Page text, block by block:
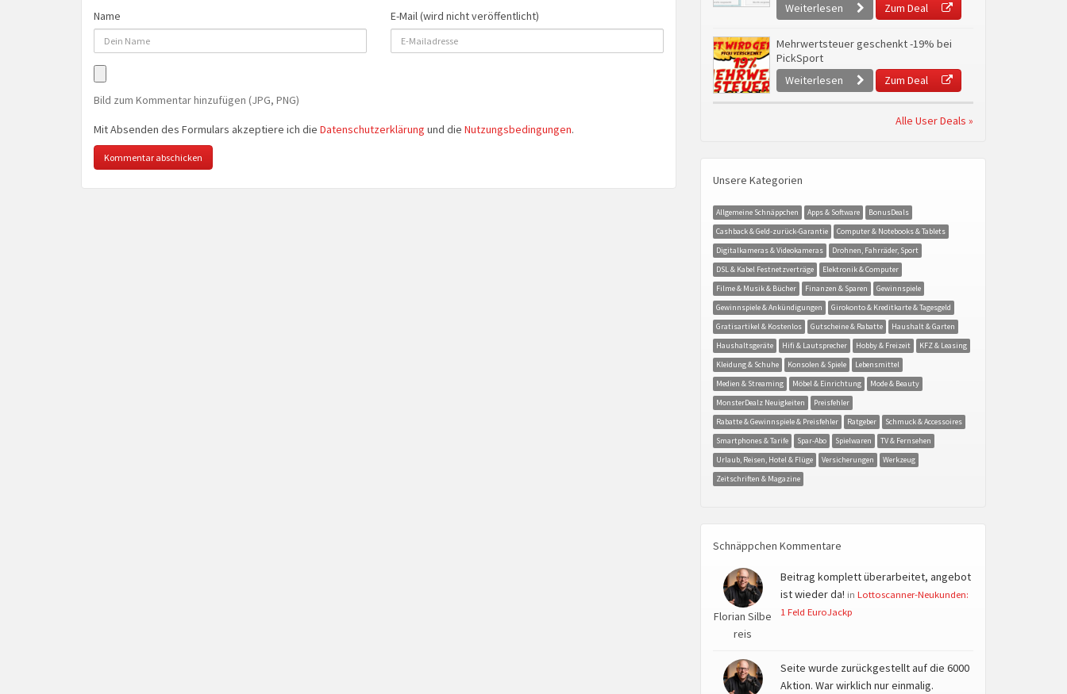
Name E-Mail (wird nicht veröffentlicht)
Bild zum Kommentar hinzufügen (JPG, PNG)
Mit Absenden des Formulars akzeptiere ich die Datenschutzerklärung und die Nutzungsbedingungen.
Weiterlesen
Zum Deal
Mehrwertsteuer geschenkt -19% bei
PickSport
Weiterlesen
Zum Deal
Alle User Deals »
Unsere Kategorien
Allgemeine Schnäppchen Apps & Software
BonusDeals
Cashback & Geld-zurück-Garantie
Computer & Notebooks & Tablets
Digitalkameras & Videokameras
Drohnen, Fahrräder, Sport
DSL & Kabel Festnetzverträge
Elektronik & Computer
Filme & Musik & Bücher
Finanzen & Sparen
Gewinnspiele
Gewinnspiele & Ankündigungen
Girokonto & Kreditkarte & Tagesgeld
Gratisartikel & Kostenlos
Gutscheine & Rabatte
Haushalt & Garten
Haushaltsgeräte
Hifi & Lautsprecher Hobby & Freizeit
KFZ & Leasing
Kleidung & Schuhe
Konsolen & Spiele
Lebensmittel
Medien & Streaming
Möbel & Einrichtung
Mode & Beauty
MonsterDealz Neuigkeiten
Preisfehler
Rabatte & Gewinnspiele & Preisfehler
Ratgeber
Schmuck & Accessoires
Smartphones & Tarife
Spar-Abo Spielwaren
TV & Fernsehen
Urlaub, Reisen, Hotel & Flüge
Versicherungen
Werkzeug
Zeitschriften & Magazine
Schnäppchen Kommentare
Florian Silbe
reis
Beitrag komplett überarbeitet, angebot
ist wieder da! in Lottoscanner-Neukunden:
1 Feld EuroJackp
Seite wurde zurückgestellt auf die 6000
Aktion. War wirklich nur einmalig.